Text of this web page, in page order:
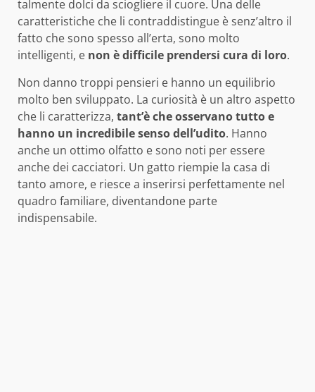
talmente dolci da sciogliere il cuore. Una delle
caratteristiche che li contraddistingue è senz’altro il
fatto che sono spesso all’erta, sono molto
intelligenti, e non è difficile prendersi cura di loro.
Non danno troppi pensieri e hanno un equilibrio
molto ben sviluppato. La curiosità è un altro aspetto
che li caratterizza, tant’è che osservano tutto e
hanno un incredibile senso dell’udito. Hanno
anche un ottimo olfatto e sono noti per essere
anche dei cacciatori. Un gatto riempie la casa di
tanto amore, e riesce a inserirsi perfettamente nel
quadro familiare, diventandone parte
indispensabile.